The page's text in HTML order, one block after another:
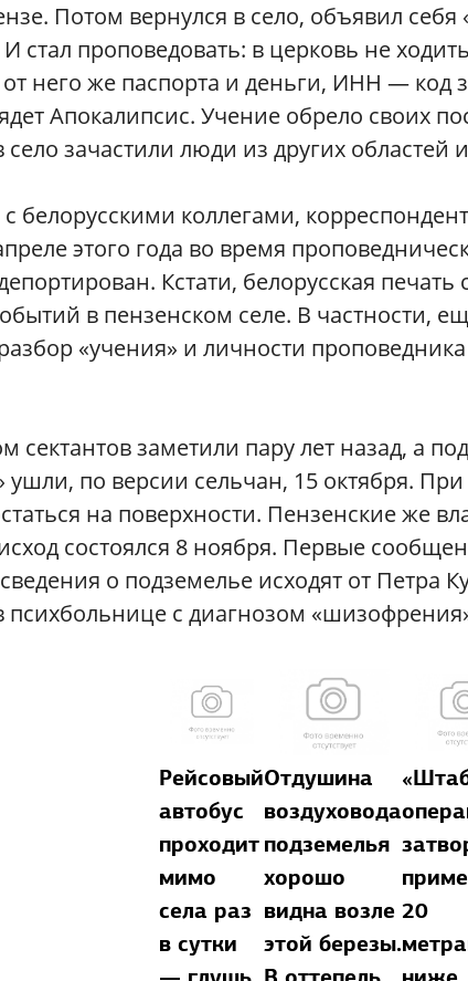
Потом вернулся в село, объявил
стал проповедовать: в церковь не
него же паспорта и деньги, ИНН — код
Апокалипсис. Учение обрело своих
зачастили люди из других областей
белорусскими коллегами,
этого года во время
Кстати, белорусская
в пензенском селе. В частности,
«учения» и личности
сектантов заметили пару лет назад, а
ушли, по версии сельчан, 15 октября.
на поверхности. Пензенские же
состоялся 8 ноября. Первые
о подземелье исходят от Петра
психбольнице с диагнозом
Рейсовый
автобус
проходит
мимо
села раз
в сутки
Отдушина
воздуховода
подземелья
хорошо
видна возле
этой березы.
20